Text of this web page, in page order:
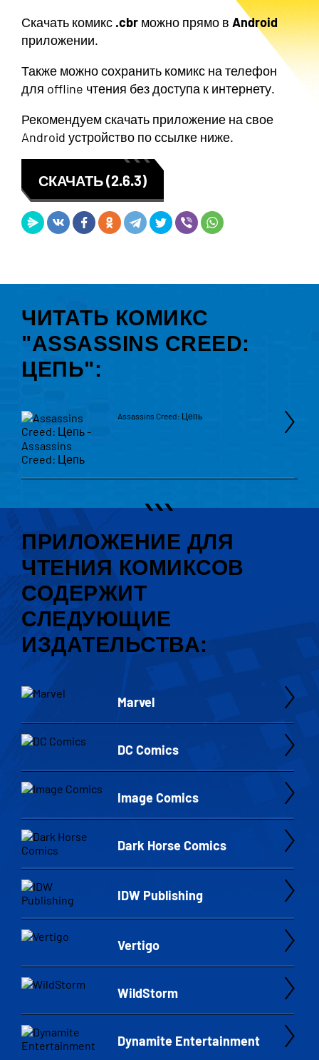
Скачать комикс.cbr можно прямо в Android
приложении.
Также можно сохранить комикс на телефон
для offline чтения без доступа к интернету.
Рекомендуем скачать приложение на свое
Android устройство по ссылке ниже.
СКАЧАТЬ (2.6.3)
ЧИТАТЬ КОМИКС
"ASSASSINS CREED:
ЦЕПЬ":
Assassins Creed: Цепь
ПРИЛОЖЕНИЕ ДЛЯ
ЧТЕНИЯ КОМИКСОВ
СОДЕРЖИТ
СЛЕДУЮЩИЕ
ИЗДАТЕЛЬСТВА:
Marvel
DC Comics
Image Comics
Dark Horse Comics
IDW Publishing
Vertigo
WildStorm
Dynamite Entertainment